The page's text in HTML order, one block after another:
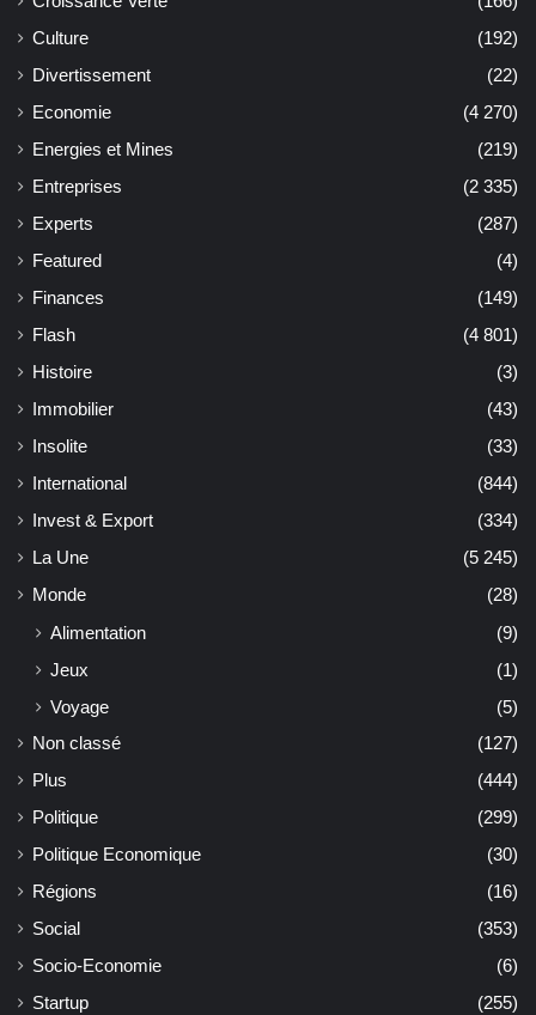
Culture
(192)
Divertissement
(22)
Economie
(4 270)
Energies et Mines
(219)
Entreprises
(2 335)
Experts
(287)
Featured
(4)
Finances
(149)
Flash
(4 801)
Histoire
(3)
Immobilier
(43)
Insolite
(33)
International
(844)
Invest & Export
(334)
La Une
(5 245)
Monde
(28)
Alimentation
(9)
Jeux
(1)
Voyage
(5)
Non classé
(127)
Plus
(444)
Politique
(299)
Politique Economique
(30)
Régions
(16)
Social
(353)
Socio-Economie
(6)
Startup
(255)